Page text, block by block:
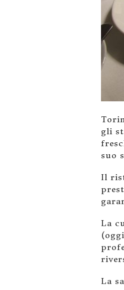
gli
suo
Il
La
La